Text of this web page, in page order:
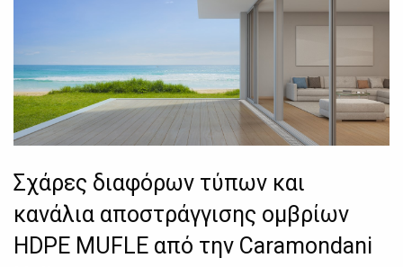
Σχάρες διαφόρων τύπων και
κανάλια αποστράγγισης ομβρίων
HDPE MUFLE από την Caramondani